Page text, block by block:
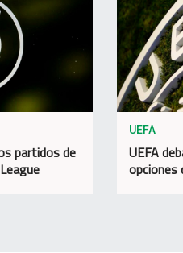
partidos de
UEFA
UEFA
opciones